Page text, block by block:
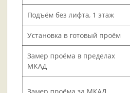
Подъём без лифта, 1 этаж
Установка в готовый проём
Замер проёма в пределах
МКАД